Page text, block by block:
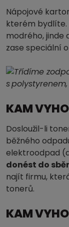
Nápojové
kterém bydlíte.
modrého, jinde
zase speciální
KAM
Dosloužil-li
běžného
elektroodpad
donést do
najít firmu,
tonerů.
KAM